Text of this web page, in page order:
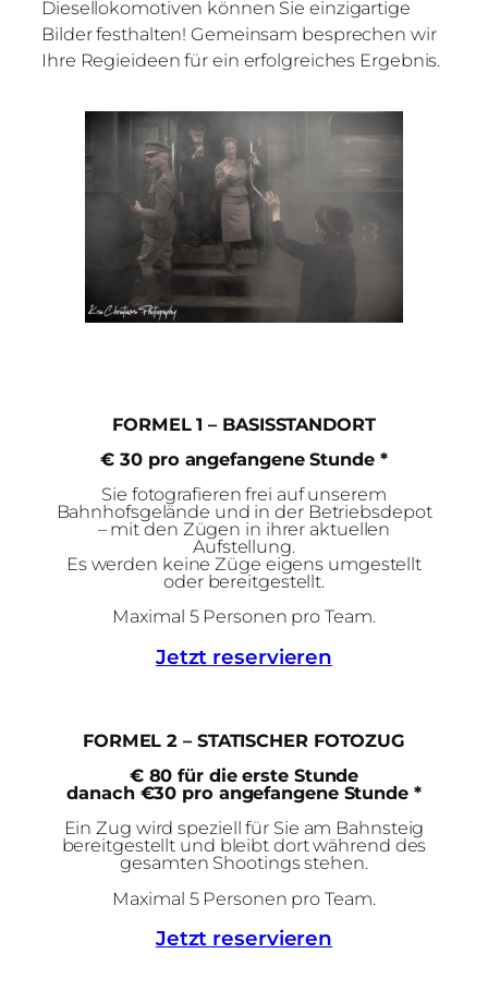
Diesellokomotiven können Sie einzigartige
Bilder festhalten! Gemeinsam besprechen wir
Ihre Regieideen für ein erfolgreiches Ergebnis.
FORMEL 1 – BASISSTANDORT
€ 30 pro angefangene Stunde *
Sie fotografieren frei auf unserem
Bahnhofsgelände und in der Betriebsdepot
– mit den Zügen in ihrer aktuellen
Aufstellung.
Es werden keine Züge eigens umgestellt
oder bereitgestellt.
Maximal 5 Personen pro Team.
Jetzt reservieren
FORMEL 2 – STATISCHER FOTOZUG
€ 80 für die erste Stunde
danach €30 pro angefangene Stunde *
Ein Zug wird speziell für Sie am Bahnsteig
bereitgestellt und bleibt dort während des
gesamten Shootings stehen.
Maximal 5 Personen pro Team.
Jetzt reservieren